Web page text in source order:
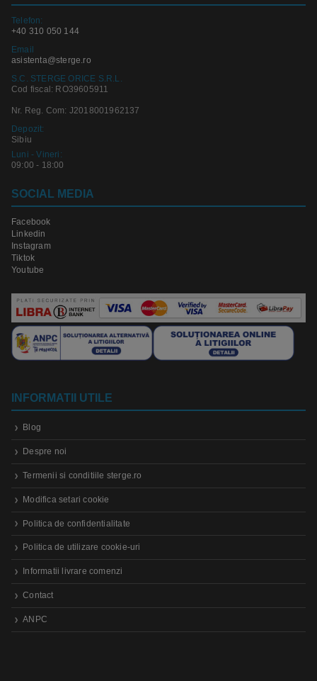
Telefon:
+40 310 050 144
Email
asistenta@sterge.ro
S.C. STERGE ORICE S.R.L.
Cod fiscal: RO39605911
Nr. Reg. Com: J2018001962137
Depozit:
Sibiu
Luni - Vineri:
09:00 - 18:00
SOCIAL MEDIA
Facebook
Linkedin
Instagram
Tiktok
Youtube
INFORMATII UTILE
Blog
Despre noi
Termenii si conditiile sterge.ro
Modifica setari cookie
Politica de confidentialitate
Politica de utilizare cookie-uri
Informatii livrare comenzi
Contact
ANPC